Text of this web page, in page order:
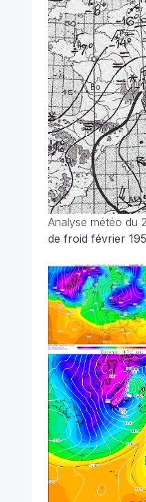
Analyse météo du
de froid février